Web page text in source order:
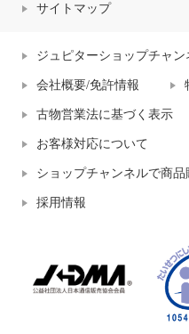
サイトマップ
ジュピターショップチャ
会社概要/免許情報
古物営業法に基づく表示
お客様対応について
ショップチャンネルで商
採用情報